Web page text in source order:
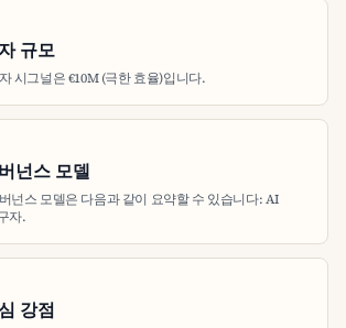
규모
시그널은 €10M (극한 효율)입니다.
넌스 모델
넌스 모델은 다음과 같이 요약할 수 있습니다: AI
자.
강점